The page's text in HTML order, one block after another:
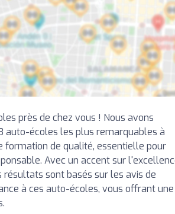
près de chez vous ! Nous avons
auto-écoles les plus remarquables à
formation de qualité, essentielle pour
Avec un accent sur
sont basés sur les avis de
à ces auto-écoles, vous offrant une